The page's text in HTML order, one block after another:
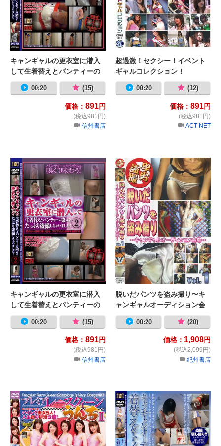
キャンギャルの更衣室に潜入
して生着替えとパンティーの
染みをたっぷり盗撮しちゃい
ました！00:20 (15)
価格： 891円
(税込981円)
信州書店
超過激！セクシー！イベント
ギャルコレクション！
00:20 (12)
価格： 891円
(税込981円)
ACT-NET
キャンギャルの更衣室に潜入して
キャンギャルの更衣室に潜入
して生着替えとパンティーの
染みをたっぷり盗撮しちゃい
ました！2
00:20 (15)
価格： 891円
(税込981円)
信州書店
脱
脱いだパンツを盗み撮り〜キ
ャンギャルオーディション会
場〜01
00:20 (20)
価格： 1,908円
(税込2,099円)
紀州書店
プレミア レースクィーン うんち?キ